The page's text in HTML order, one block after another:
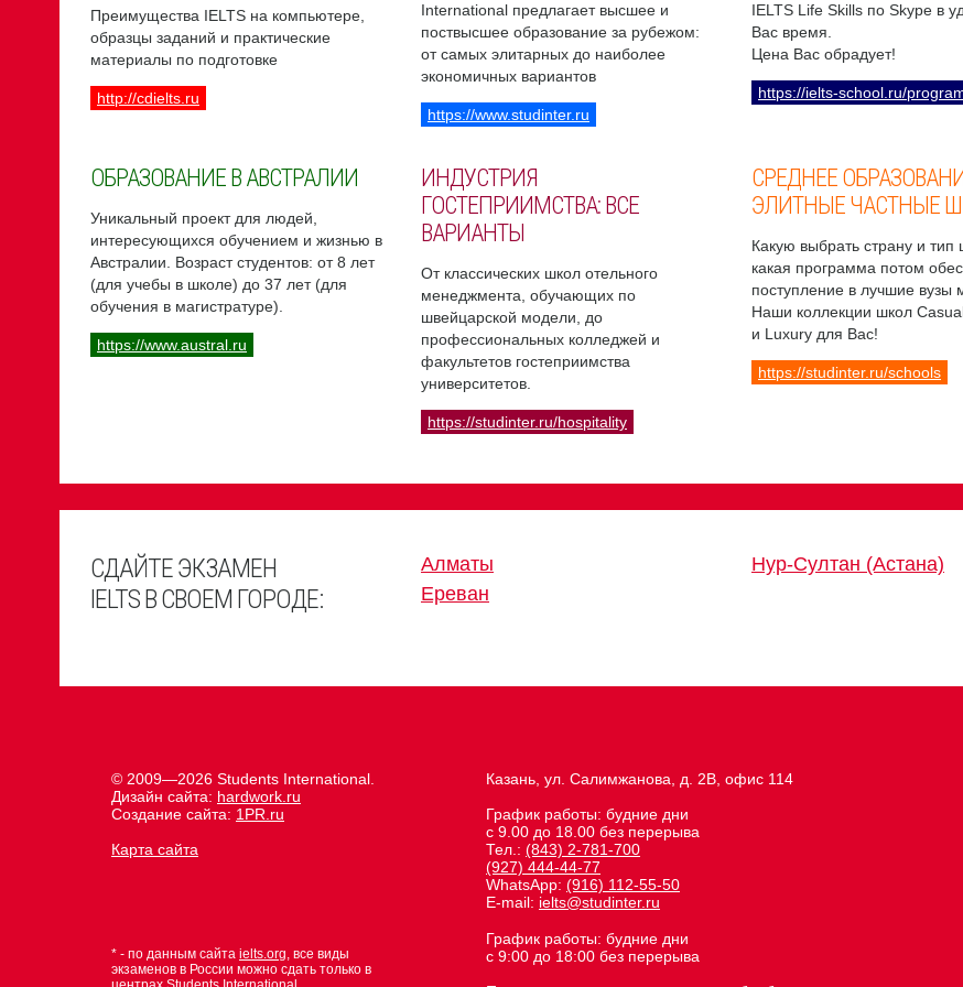
Преимущества IELTS на компьютере,
образцы заданий и практические
материалы по подготовке
http://cdielts.ru
International предлагает высшее и
поствысшее образование за рубежом:
от самых элитарных до наиболее
экономичных вариантов
https://www.studinter.ru
IELTS Life Skills по Skype в
Вас время.
Цена Вас обрадует!
https://ielts-school.ru/
ОБРАЗОВАНИЕ В АВСТРАЛИИ
Уникальный проект для людей,
интересующихся обучением и жизнью в
Австралии. Возраст студентов: от 8 лет
(для учебы в школе) до 37 лет (для
обучения в магистратуре).
https://www.austral.ru
ИНДУСТРИЯ
ГОСТЕПРИИМСТВА: ВСЕ
ВАРИАНТЫ
От классических школ отельного
менеджмента, обучающих по
швейцарской модели, до
профессиональных колледжей и
факультетов гостеприимства
университетов.
https://studinter.ru/hospitality
СРЕДНЕЕ
ЭЛИТНЫЕ ЧАСТНЫЕ
Какую выбрать страну и тип
какая программа потом
поступление в лучшие вузы
Наши коллекции школ
и Luxury для Вас!
https://studinter.ru/schools
СДАЙТЕ ЭКЗАМЕН
IELTS В СВОЕМ ГОРОДЕ:
Алматы
Ереван
Нур-Султан (Астана)
Казань, ул. Салимжанова, д. 2В, офис 114
График работы: будние дни
с 9.00 до 18.00 без перерыва
Тел.: (843) 2-781-700
(927) 444-44-77
WhatsApp: (916) 112-55-50
E-mail: ielts@studinter.ru
График работы: будние дни
с 9:00 до 18:00 без перерыва
© 2009—2026 Students International.
Дизайн сайта: hardwork.ru
Создание сайта: 1PR.ru
Карта сайта
* - по данным сайта ielts.org, все виды
экзаменов в России можно сдать только в